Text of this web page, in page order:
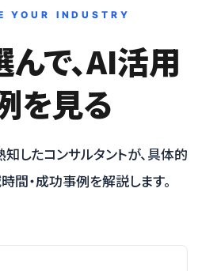
YOUR INDUSTRY
で、AI活用
を見る
したコンサルタントが、具体的
間・成功事例を解説します。